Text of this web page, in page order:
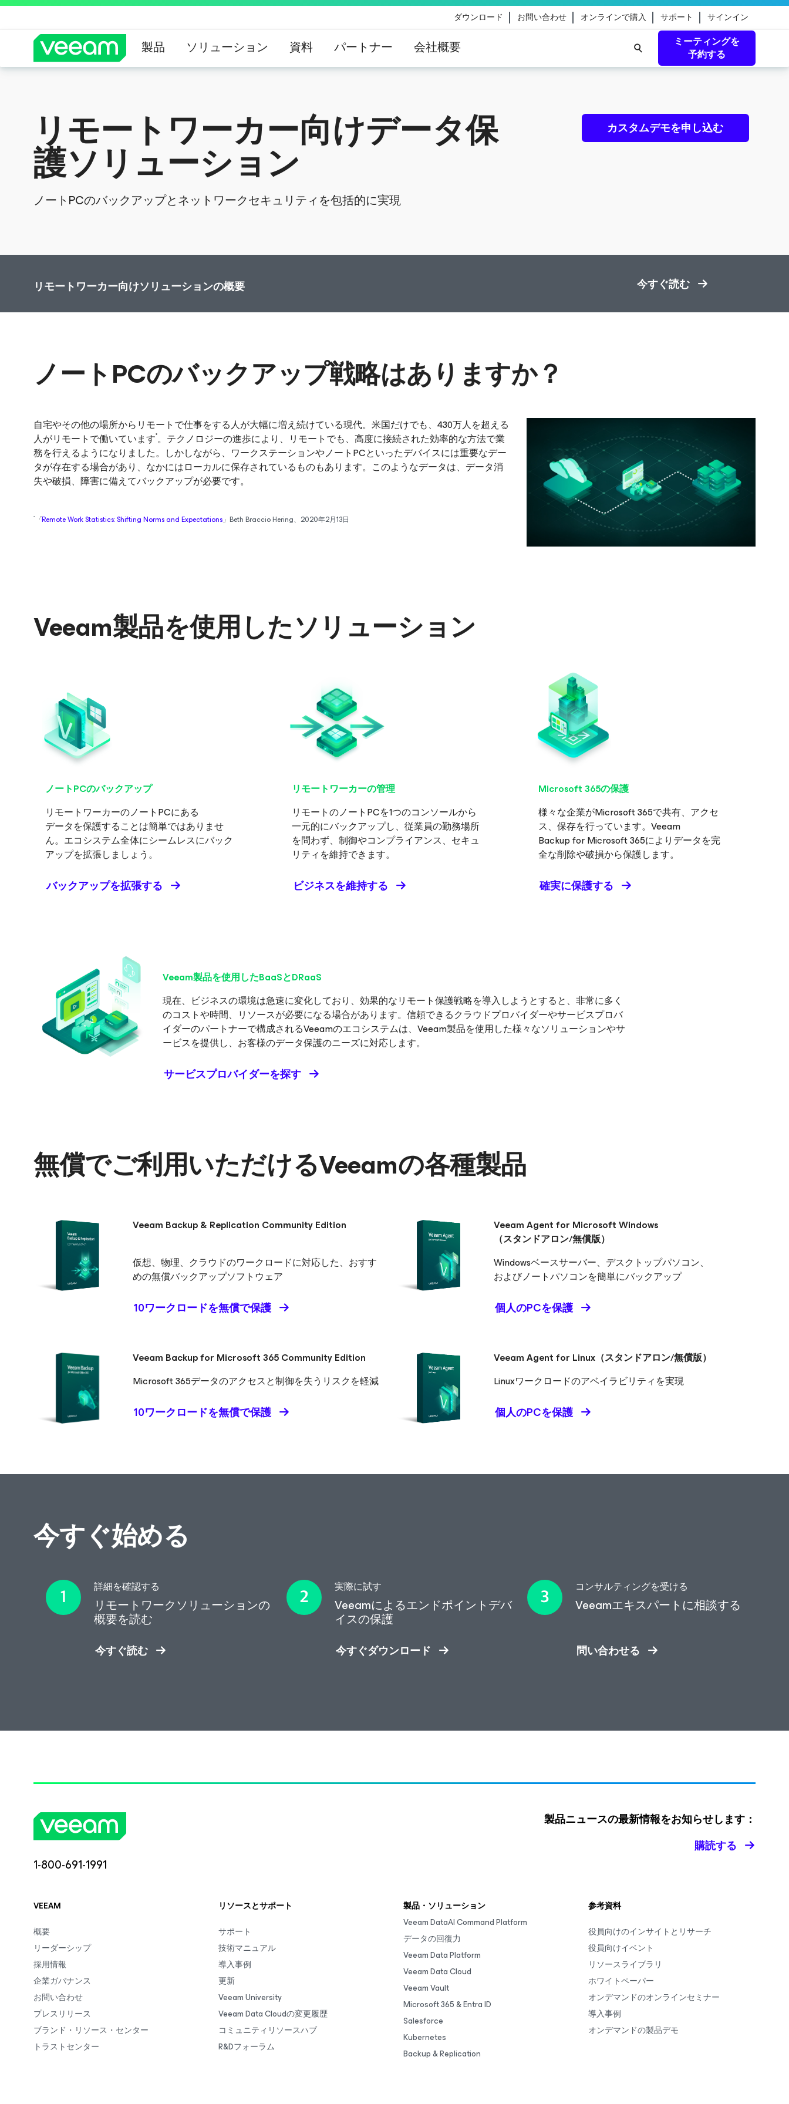
ダウンロード お問い合わせ オンラインで購入 サポート サインイン
製品 ソリューション 資料 パートナー 会社概要
ミーティングを
予約する
リモートワーカー向けデータ保
護ソリューション
ノートPCのバックアップとネットワークセキュリティを包括的に実現
カスタムデモを申し込む
リモートワーカー向けソリューションの概要 今すぐ読む
ノートPCのバックアップ戦略はありますか？
自宅やその他の場所からリモートで仕事をする人が大幅に増え続けている現代。米国だけでも、430万人を超える
人がリモートで働いています*。テクノロジーの進歩により、リモートでも、高度に接続された効率的な方法で業
務を行えるようになりました。しかしながら、ワークステーションやノートPCといったデバイスには重要なデー
タが存在する場合があり、なかにはローカルに保存されているものもあります。このようなデータは、データ消
失や破損、障害に備えてバックアップが必要です。
* 「Remote Work Statistics: Shifting Norms and Expectations」Beth Braccio Hering、2020年2月13日
Veeam製品を使用したソリューション
ノートPCのバックアップ
リモートワーカーのノートPCにある
データを保護することは簡単ではありませ
ん。エコシステム全体にシームレスにバック
アップを拡張しましょう。
バックアップを拡張する
リモートワーカーの管理
リモートのノートPCを1つのコンソールから
一元的にバックアップし、従業員の勤務場所
を問わず、制御やコンプライアンス、セキュ
リティを維持できます。
ビジネスを維持する
Microsoft 365の保護
様々な企業がMicrosoft 365で共有、アクセ
ス、保存を行っています。Veeam
Backupfor Microsoft 365によりデータを完
全な削除や破損から保護します。
確実に保護する
Veeam製品を使用したBaaSとDRaaS
現在、ビジネスの環境は急速に変化しており、効果的なリモート保護戦略を導入しようとすると、非常に多く
のコストや時間、リソースが必要になる場合があります。信頼できるクラウドプロバイダーやサービスプロバ
イダーのパートナーで構成されるVeeamのエコシステムは、Veeam製品を使用した様々なソリューションやサ
ービスを提供し、お客様のデータ保護のニーズに対応します。
サービスプロバイダーを探す
無償でご利用いただけるVeeamの各種製品
Veeam Backup & Replication Community Edition
仮想、物理、クラウドのワークロードに対応した、おすす
めの無償バックアップソフトウェア
10ワークロードを無償で保護
Veeam Agentfor Microsoft Windows
（スタンドアロン/無償版）
Windowsベースサーバー、デスクトップパソコン、
およびノートパソコンを簡単にバックアップ
個人のPCを保護
Veeam Backupfor Microsoft 365Community Edition
Microsoft 365データのアクセスと制御を失うリスクを軽減
10ワークロードを無償で保護
Veeam Agentfor Linux（スタンドアロン/無償版）
Linuxワークロードのアベイラビリティを実現
個人のPCを保護
今すぐ始める
詳細を確認する
リモートワークソリューションの
概要を読む
今すぐ読む
実際に試す​
Veeamによるエンドポイントデバ
イスの保護
今すぐダウンロード
コンサルティングを受ける​
Veeamエキスパートに相談する
問い合わせる
1-800-691-1991
製品ニュースの最新情報をお知らせします：
購読する
VEEAM
概要
リーダーシップ
採用情報
企業ガバナンス
お問い合わせ
プレスリリース
ブランド・リソース・センター
トラストセンター
リソースとサポート
サポート
技術マニュアル
導入事例
更新
Veeam University
Veeam Data Cloudの変更履歴
コミュニティリソースハブ
R&Dフォーラム
製品・ソリューション
Veeam DataAI Command Platform
データの回復力
Veeam Data Platform
Veeam Data Cloud
Veeam Vault
Microsoft 365 & Entra ID
Salesforce
Kubernetes
Backup & Replication
参考資料
役員向けのインサイトとリサーチ
役員向けイベント
リソースライブラリ
ホワイトペーパー
オンデマンドのオンラインセミナー
導入事例
オンデマンドの製品デモ